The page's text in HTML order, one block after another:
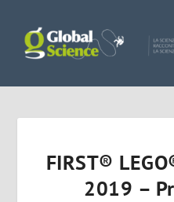
FIRST®
2019 –